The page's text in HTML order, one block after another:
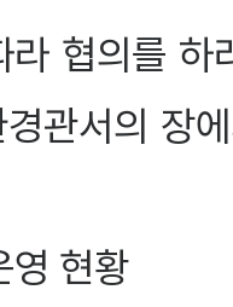
협의를 하
관서의 장
영 현황